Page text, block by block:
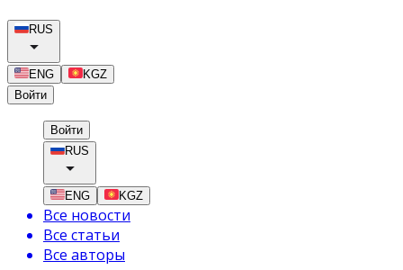
RUS
ENG
KGZ
Войти
Войти
RUS
ENG KGZ
Все новости
Все статьи
Все авторы